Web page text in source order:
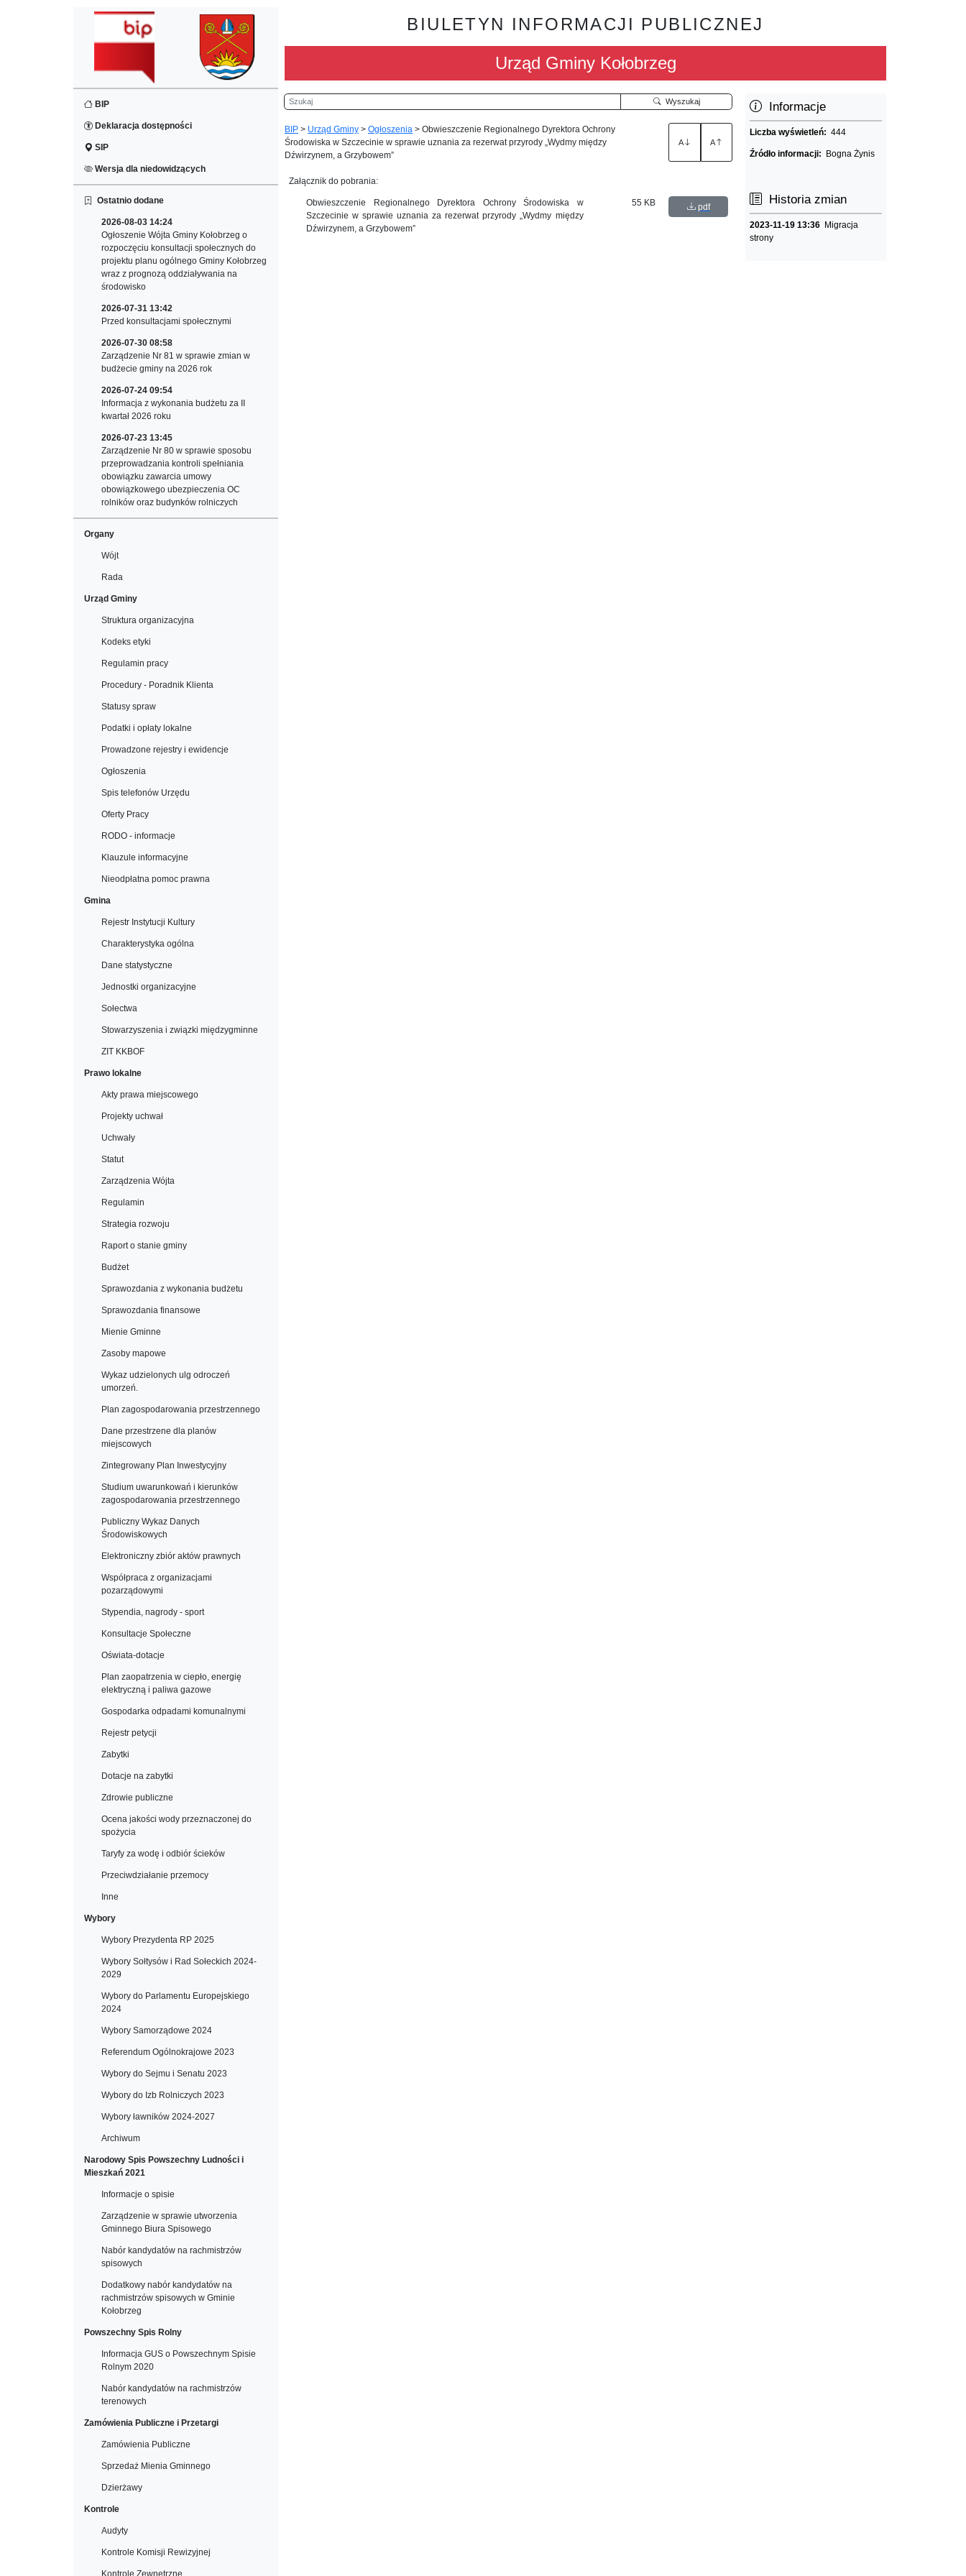
BIP
Deklaracja dostępności
SIP
Wersja dla niedowidzących
Ostatnio dodane
2026-08-03 14:24
Ogłoszenie Wójta Gminy Kołobrzeg o
rozpoczęciu konsultacji społecznych do
projektu planu ogólnego Gminy Kołobrzeg
wraz z prognozą oddziaływania na
środowisko
2026-07-31 13:42
Przed konsultacjami społecznymi
2026-07-30 08:58
Zarządzenie Nr 81 w sprawie zmian w
budżecie gminy na 2026 rok
2026-07-24 09:54
Informacja z wykonania budżetu za II
kwartał 2026 roku
2026-07-23 13:45
Zarządzenie Nr 80 w sprawie sposobu
przeprowadzania kontroli spełniania
obowiązku zawarcia umowy
obowiązkowego ubezpieczenia OC
rolników oraz budynków rolniczych
Organy
Wójt
Rada
Urząd Gminy
Struktura organizacyjna
Kodeks etyki
Regulamin pracy
Procedury - Poradnik Klienta
Statusy spraw
Podatki i opłaty lokalne
Prowadzone rejestry i ewidencje
Ogłoszenia
Spis telefonów Urzędu
Oferty Pracy
RODO - informacje
Klauzule informacyjne
Nieodpłatna pomoc prawna
Gmina
Rejestr Instytucji Kultury
Charakterystyka ogólna
Dane statystyczne
Jednostki organizacyjne
Sołectwa
Stowarzyszenia i związki międzygminne
ZIT KKBOF
Prawo lokalne
Akty prawa miejscowego
Projekty uchwał
Uchwały
Statut
Zarządzenia Wójta
Regulamin
Strategia rozwoju
Raport o stanie gminy
Budżet
Sprawozdania z wykonania budżetu
Sprawozdania finansowe
Mienie Gminne
Zasoby mapowe
Wykaz udzielonych ulg odroczeń
umorzeń.
Plan zagospodarowania przestrzennego
Dane przestrzene dla planów
miejscowych
Zintegrowany Plan Inwestycyjny
Studium uwarunkowań i kierunków
zagospodarowania przestrzennego
Publiczny Wykaz Danych
Środowiskowych
Elektroniczny zbiór aktów prawnych
Współpraca z organizacjami
pozarządowymi
Stypendia, nagrody - sport
Konsultacje Społeczne
Oświata-dotacje
Plan zaopatrzenia w ciepło, energię
elektryczną i paliwa gazowe
Gospodarka odpadami komunalnymi
Rejestr petycji
Zabytki
Dotacje na zabytki
Zdrowie publiczne
Ocena jakości wody przeznaczonej do
spożycia
Taryfy za wodę i odbiór ścieków
Przeciwdziałanie przemocy
Inne
Wybory
Wybory Prezydenta RP 2025
Wybory Sołtysów i Rad Sołeckich 2024-
2029
Wybory do Parlamentu Europejskiego
2024
Wybory Samorządowe 2024
Referendum Ogólnokrajowe 2023
Wybory do Sejmu i Senatu 2023
Wybory do Izb Rolniczych 2023
Wybory ławników 2024-2027
Archiwum
Narodowy Spis Powszechny Ludności i
Mieszkań 2021
Informacje o spisie
Zarządzenie w sprawie utworzenia
Gminnego Biura Spisowego
Nabór kandydatów na rachmistrzów
spisowych
Dodatkowy nabór kandydatów na
rachmistrzów spisowych w Gminie
Kołobrzeg
Powszechny Spis Rolny
Informacja GUS o Powszechnym Spisie
Rolnym 2020
Nabór kandydatów na rachmistrzów
terenowych
Zamówienia Publiczne i Przetargi
Zamówienia Publiczne
Sprzedaż Mienia Gminnego
Dzierżawy
Kontrole
Audyty
Kontrole Komisji Rewizyjnej
Kontrole Zewnętrzne
BIULETYN INFORMACJI PUBLICZNEJ
Urząd Gminy Kołobrzeg
Szukaj Wyszukaj
BIP > Urząd Gminy > Ogłoszenia > Obwieszczenie Regionalnego Dyrektora Ochrony
Środowiska w Szczecinie w sprawie uznania za rezerwat przyrody „Wydmy między
Dźwirzynem, a Grzybowem”
A A
Załącznik do pobrania:
Obwieszczenie Regionalnego Dyrektora Ochrony Środowiska w
Szczecinie w sprawie uznania za rezerwat przyrody „Wydmy między
Dźwirzynem, a Grzybowem”
55 KB pdf
Informacje
Liczba wyświetleń:444
Źródło informacji: Bogna Żynis
Historia zmian
2023-11-19 13:36 Migracja
strony